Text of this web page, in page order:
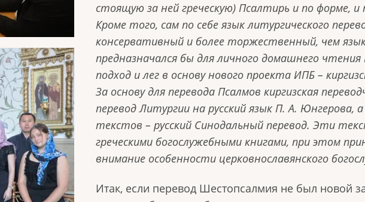
стоящую за ней греческую) Псалтирь и по форме, и
Кроме того, сам по себе язык литургического
консервативный и более торжественный, чем
предназначался бы для личного домашнего
подход и лег в основу нового проекта ИПБ –
За основу для перевода Псалмов киргизская
перевод Литургии на русский язык П. А. Юнгерова, а
текстов – русский Синодальный перевод. Эти
греческими богослужебными книгами, при этом
внимание особенности церковнославянского
Итак, если перевод Шестопсалмия не был новой